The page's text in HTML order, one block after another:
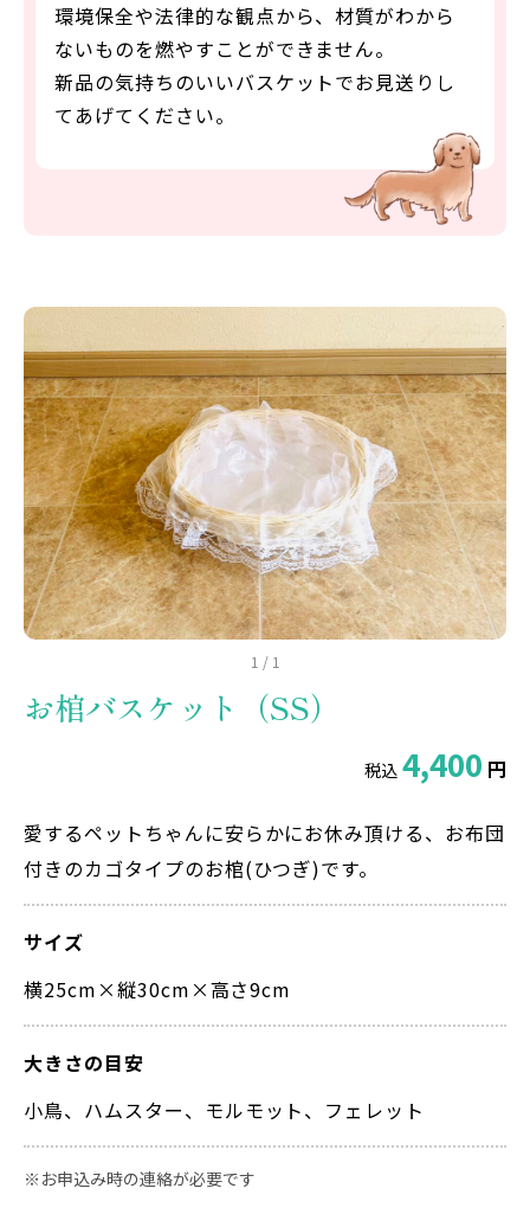
環境保全や法律的な観点から、材質がわから
ないものを燃やすことができません。
新品の気持ちのいいバスケットでお見送りし
てあげてください。
1 / 1
お棺バスケット（SS）
税込 4,400 円
愛するペットちゃんに安らかにお休み頂ける、お布団
付きのカゴタイプのお棺(ひつぎ)です。
サイズ
横25cm×縦30cm×高さ9cm
大きさの目安
小鳥、ハムスター、モルモット、フェレット
お申込み時の連絡が必要です